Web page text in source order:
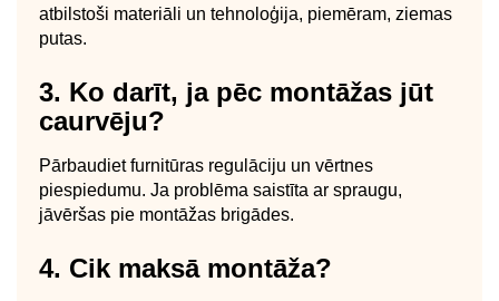
atbilstoši materiāli un tehnoloģija, piemēram, ziemas
putas.
3. Ko darīt, ja pēc montāžas jūt
caurvēju?
Pārbaudiet furnitūras regulāciju un vērtnes
piespiedumu. Ja problēma saistīta ar spraugu,
jāvēršas pie montāžas brigādes.
4. Cik maksā montāža?